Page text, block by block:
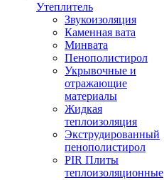
Утеплитель
Звукоизоляция
Каменная вата
Минвата
Пенополистирол
Укрывочные и
отражающие
материалы
Жидкая
теплоизоляция
Экструдированный
пенополистирол
PIR Плиты
теплоизоляционные